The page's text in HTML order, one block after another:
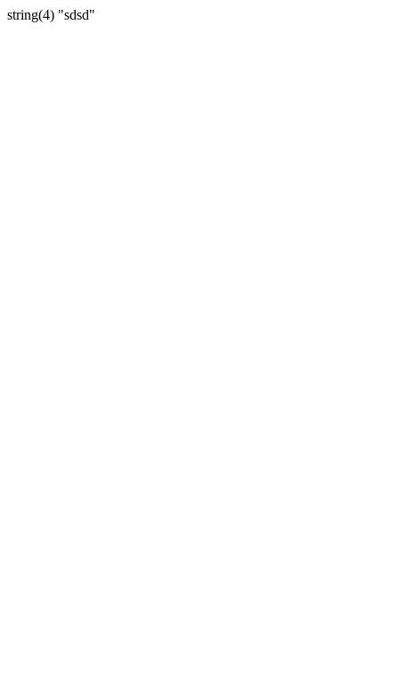
string(4) "sdsd"